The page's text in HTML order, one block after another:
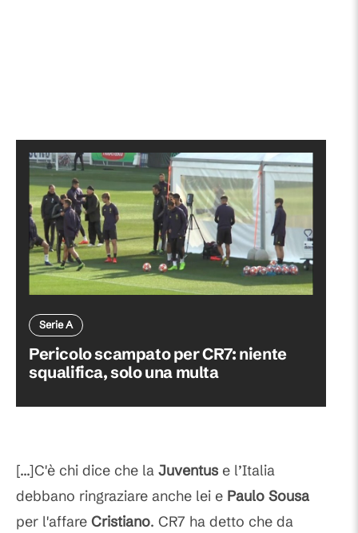
Serie A
Pericolo scampato per CR7: niente
squalifica, solo una multa
[...]C'è chi dice che la Juventus e l’Italia
debbano ringraziare anche lei e Paulo Sousa
per l'affare Cristiano. CR7 ha detto che da